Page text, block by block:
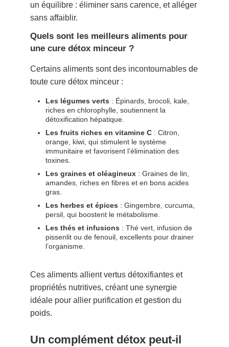
un équilibre : éliminer sans carence, et alléger
sans affaiblir.
Quels sont les meilleurs aliments pour
une cure détox minceur ?
Certains aliments sont des incontournables de
toute cure détox minceur :
Les légumes verts : Épinards, brocoli, kale,
riches en chlorophylle, soutiennent la
détoxification hépatique.
Les fruits riches en vitamine C : Citron,
orange, kiwi, qui stimulent le système
immunitaire et favorisent l’élimination des
toxines.
Les graines et oléagineux : Graines de lin,
amandes, riches en fibres et en bons acides
gras.
Les herbes et épices : Gingembre, curcuma,
persil, qui boostent le métabolisme.
Les thés et infusions : Thé vert, infusion de
pissenlit ou de fenouil, excellents pour drainer
l’organisme.
Ces aliments allient vertus détoxifiantes et
propriétés nutritives, créant une synergie
idéale pour allier purification et gestion du
poids.
Un complément détox peut-il